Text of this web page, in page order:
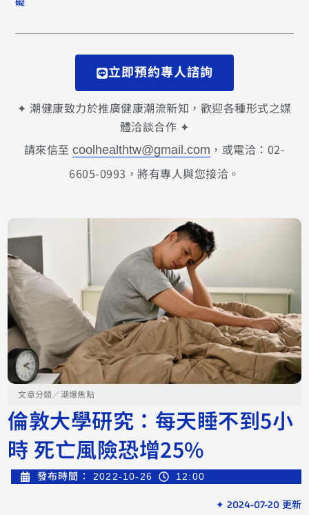
立即預約專人諮詢
✦ 潮健康致力於推廣健康潮流新知，歡迎各種形式之媒
體洽談合作 ✦
請來信至coolhealthtw@gmail.com ，或電洽：02-
6605-0993，將有專人與您接洽。
文章分類／潮爆焦點
倫敦大學研究：每天睡不到5小
時 死亡風險恐增25%
發布時間： 2022-10-26 12:00
✦ 2024-07-20 更新